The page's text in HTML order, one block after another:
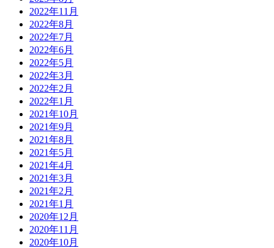
2022年11月
2022年8月
2022年7月
2022年6月
2022年5月
2022年3月
2022年2月
2022年1月
2021年10月
2021年9月
2021年8月
2021年5月
2021年4月
2021年3月
2021年2月
2021年1月
2020年12月
2020年11月
2020年10月